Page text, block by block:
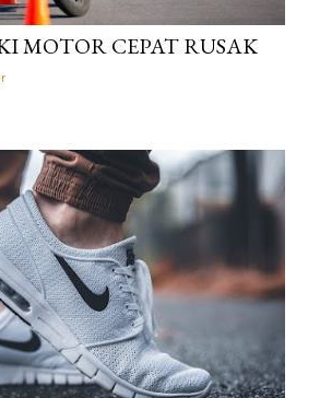
MOTOR CEPAT RUSAK